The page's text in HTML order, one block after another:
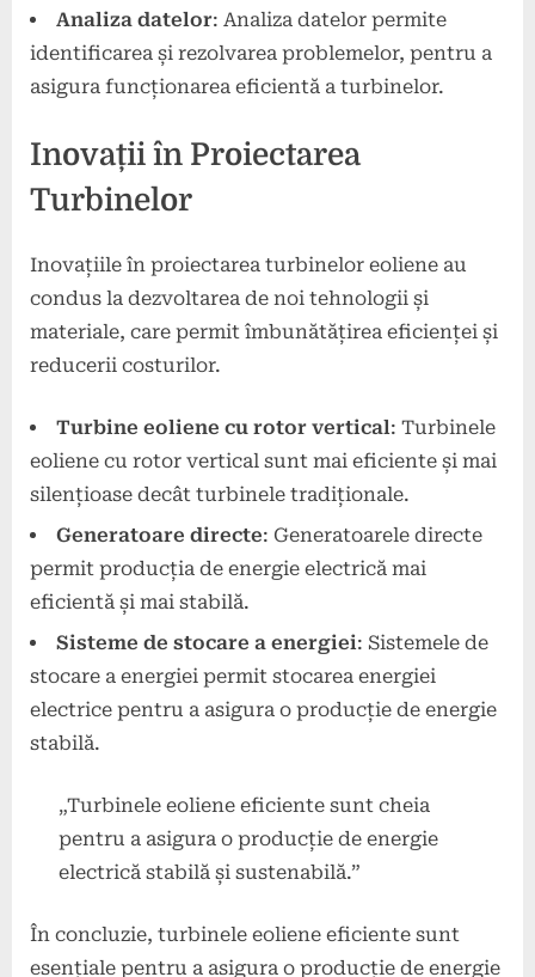
Analiza datelor: Analiza datelor permite
identificarea și rezolvarea problemelor, pentru a
asigura funcționarea eficientă a turbinelor.
Inovații în Proiectarea
Turbinelor
Inovațiile în proiectarea turbinelor eoliene au
condus la dezvoltarea de noi tehnologii și
materiale, care permit îmbunătățirea eficienței și
reducerii costurilor.
Turbine eoliene cu rotor vertical: Turbinele
eoliene cu rotor vertical sunt mai eficiente și mai
silențioase decât turbinele tradiționale.
Generatoare directe: Generatoarele directe
permit producția de energie electrică mai
eficientă și mai stabilă.
Sisteme de stocare a energiei: Sistemele de
stocare a energiei permit stocarea energiei
electrice pentru a asigura o producție de energie
stabilă.
„Turbinele eoliene eficiente sunt cheia
pentru a asigura o producție de energie
electrică stabilă și sustenabilă.”
În concluzie, turbinele eoliene eficiente sunt
esențiale pentru a asigura o producție de energie